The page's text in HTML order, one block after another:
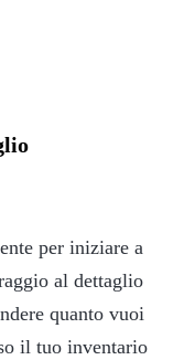
per iniziare a
al dettaglio
quanto vuoi
il tuo inventario